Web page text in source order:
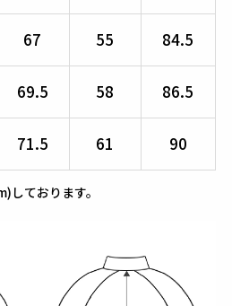
67 55 84.5
69.5 58 86.5
71.5 61 90
ております。